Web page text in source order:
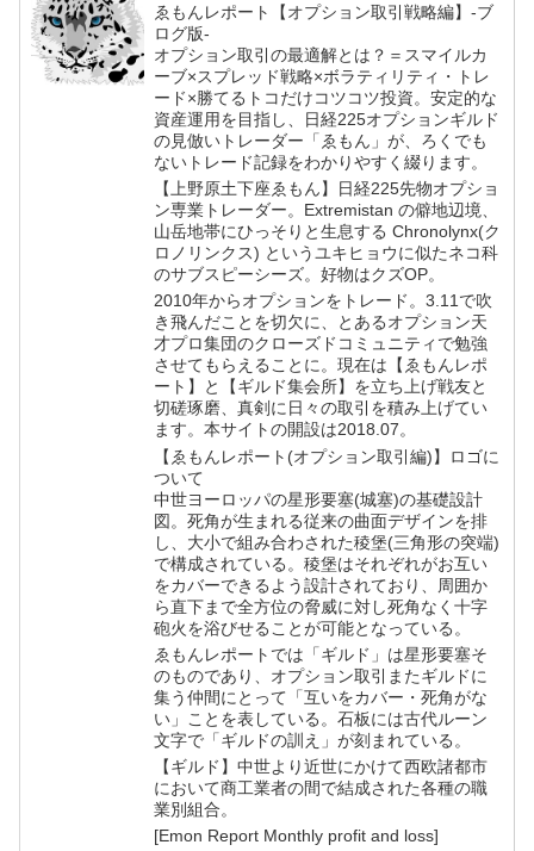
ゑもんレポート【オプション取引戦略編】-ブ
ログ版-
オプション取引の最適解とは？＝スマイルカ
ーブ×スプレッド戦略×ボラティリティ・トレ
ード×勝てるトコだけコツコツ投資。安定的な
資産運用を目指し、日経225オプションギルド
の見倣いトレーダー「ゑもん」が、ろくでも
ないトレード記録をわかりやすく綴ります。
【上野原土下座ゑもん】日経225先物オプショ
ン専業トレーダー。Extremistan の僻地辺境、
山岳地帯にひっそりと生息する Chronolynx(ク
ロノリンクス) というユキヒョウに似たネコ科
のサブスピーシーズ。好物はクズOP。
2010年からオプションをトレード。3.11で吹
き飛んだことを切欠に、とあるオプション天
才プロ集団のクローズドコミュニティで勉強
させてもらえることに。現在は【ゑもんレポ
ート】と【ギルド集会所】を立ち上げ戦友と
切磋琢磨、真剣に日々の取引を積み上げてい
ます。本サイトの開設は2018.07。
【ゑもんレポート(オプション取引編)】ロゴに
ついて
中世ヨーロッパの星形要塞(城塞)の基礎設計
図。死角が生まれる従来の曲面デザインを排
し、大小で組み合わされた稜堡(三角形の突端)
で構成されている。稜堡はそれぞれがお互い
をカバーできるよう設計されており、周囲か
ら直下まで全方位の脅威に対し死角なく十字
砲火を浴びせることが可能となっている。
ゑもんレポートでは「ギルド」は星形要塞そ
のものであり、オプション取引またギルドに
集う仲間にとって「互いをカバー・死角がな
い」ことを表している。石板には古代ルーン
文字で「ギルドの訓え」が刻まれている。
【ギルド】中世より近世にかけて西欧諸都市
において商工業者の間で結成された各種の職
業別組合。
[Emon Report Monthly profit and loss]